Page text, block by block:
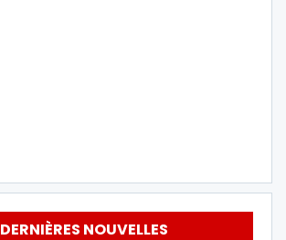
DERNIÈRES NOUVELLES